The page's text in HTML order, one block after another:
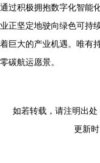
通过积极拥抱数字化智能
业正坚定地驶向绿色可持
着巨大的产业机遇。唯有
零碳航运愿景。
如若转载，请注明出
更新